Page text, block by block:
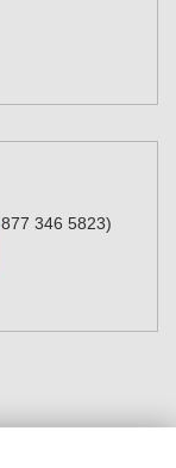
346 5823)